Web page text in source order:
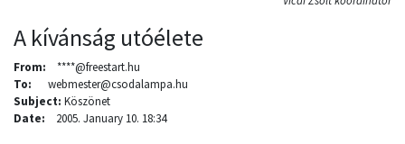
A kívánság utóélete
From: ****@freestart.hu
To: webmester@csodalampa.hu
Subject: Köszönet
Date: 2005. January 10. 18:34